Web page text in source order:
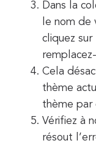
Dans la
le nom de
cliquez
Cela
thème
thème par
Vérifiez à
résout